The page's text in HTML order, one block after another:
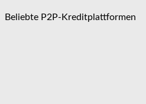
Beliebte P2P-Kreditplattformen